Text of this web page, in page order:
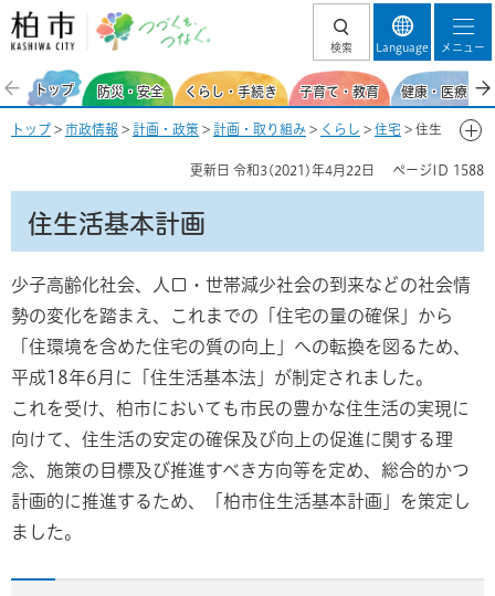
柏市 つづくを、
検索 Language メニュー
トップ 防災・安全 くらし・手続き 子育て・教育 健康・医療・
トップ > 市政情報 > 計画・政策 > 計画・取り組み > くらし > 住宅 > 住生
更新日 令和3(2021)年4月22日 ページID 1588
住生活基本計画
少子高齢化社会、人口・世帯減少社会の到来などの社会情
勢の変化を踏まえ、これまでの「住宅の量の確保」から
「住環境を含めた住宅の質の向上」への転換を図るため、
平成18年6月に「住生活基本法」が制定されました。
これを受け、柏市においても市民の豊かな住生活の実現に
向けて、住生活の安定の確保及び向上の促進に関する理
念、施策の目標及び推進すべき方向等を定め、総合的かつ
計画的に推進するため、「柏市住生活基本計画」を策定し
ました。